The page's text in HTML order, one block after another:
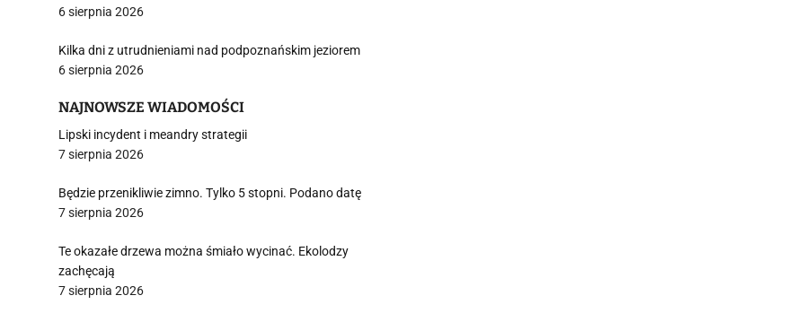
6 sierpnia 2026
Kilka dni z utrudnieniami nad podpoznańskim jeziorem
6 sierpnia 2026
NAJNOWSZE WIADOMOŚCI
Lipski incydent i meandry strategii
7 sierpnia 2026
Będzie przenikliwie zimno. Tylko 5 stopni. Podano datę
7 sierpnia 2026
Te okazałe drzewa można śmiało wycinać. Ekolodzy
zachęcają
7 sierpnia 2026